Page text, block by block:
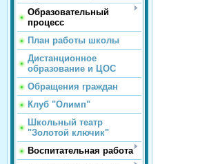
Образовательный
процесс
План работы школы
Дистанционное
образование и ЦОС
Обращения граждан
Клуб "Олимп"
Школьный театр
"Золотой ключик"
Воспитательная работа